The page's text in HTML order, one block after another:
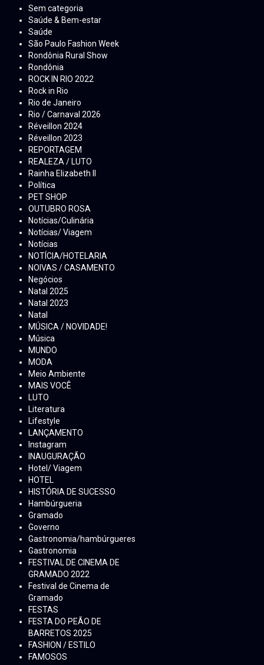
Sem categoria
Saúde & Bem-estar
Saúde
São Paulo Fashion Week
Rondônia Rural Show
Rondônia
ROCK IN RIO 2022
Rock in Rio
Rio de Janeiro
Rio / Carnaval 2026
Réveillon 2024
Réveillon 2023
REPORTAGEM
REALEZA / LUTO
Rainha Elizabeth ll
Política
PET SHOP
OUTUBRO ROSA
Notícias/Culinária
Notícias/ Viagem
Notícias
NOTÍCIA/HOTELARIA
NOIVAS / CASAMENTO
Negócios
Natal 2025
Natal 2023
Natal
MÚSICA / NOVIDADE!
Música
MUNDO
MODA
Meio Ambiente
MAIS VOCÊ
LUTO
Literatura
Lifestyle
LANÇAMENTO
Instagram
INAUGURAÇÃO
Hotel/ Viagem
HOTEL
HISTÓRIA DE SUCESSO
Hambúrgueria
Gramado
Governo
Gastronomia/hambúrgueres
Gastronomia
FESTIVAL DE CINEMA DE
GRAMADO 2022
Festival de Cinema de
Gramado
FESTAS
FESTA DO PEÃO DE
BARRETOS 2025
FASHION / ESTILO
FAMOSOS